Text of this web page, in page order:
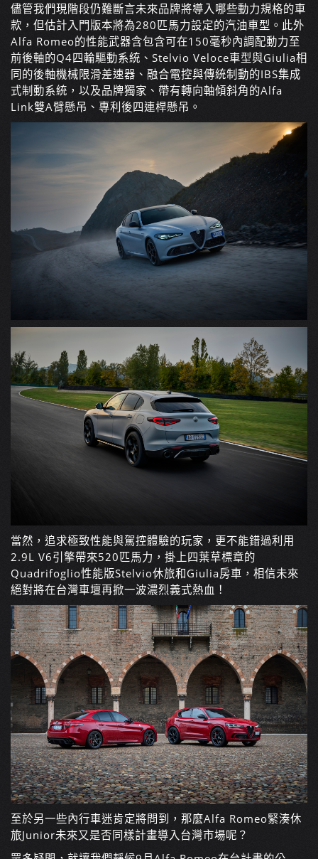
儘管我們現階段仍難斷言未來品牌將導入哪些動力規格的車
款，但估計入門版本將為280匹馬力設定的汽油車型。此外
Alfa Romeo的性能武器含包含可在150毫秒內調配動力至
前後軸的Q4四輪驅動系統、Stelvio Veloce車型與Giulia相
同的後軸機械限滑差速器、融合電控與傳統制動的IBS集成
式制動系統，以及品牌獨家、帶有轉向軸傾斜角的Alfa
Link雙A臂懸吊、專利後四連桿懸吊。
當然，追求極致性能與駕控體驗的玩家，更不能錯過利用
2.9L V6引擎帶來520匹馬力，掛上四葉草標章的
Quadrifoglio性能版Stelvio休旅和Giulia房車，相信未來
絕對將在台灣車壇再掀一波濃烈義式熱血！
至於另一些內行車迷肯定將問到，那麼Alfa Romeo緊湊休
旅Junior未來又是否同樣計畫導入台灣市場呢？